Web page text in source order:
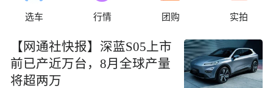
选车 行情 团购 实拍
【网通社快报】深蓝S05上市
前已产近万台，8月全球产量
将超两万